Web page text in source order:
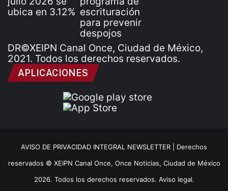
DR©XEIPN Canal Once, Ciudad de México,
2021. Todos los derechos reservados.
APLICACIONES
AVISO DE PRIVACIDAD INTEGRAL NEWSLETTER | Derechos
reservados © XEIPN Canal Once, Once Noticias, Ciudad de México
2026. Todos los derechos reservados. Aviso legal.